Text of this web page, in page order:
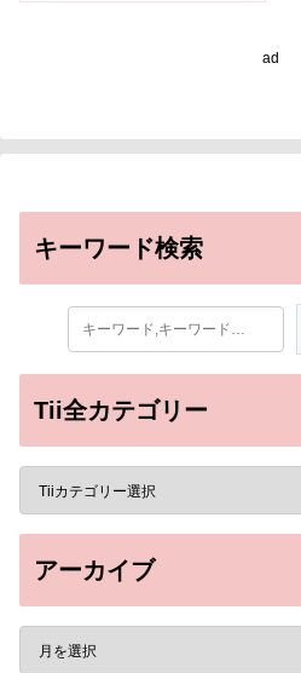
ad
キーワード検索
Tii全カテゴリー
アーカイブ